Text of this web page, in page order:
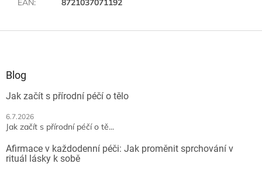
EAN: 8721037071192
Blog
Jak začít s přírodní péčí o tělo
6.7.2026
Jak začít s přírodní péčí o tě...
Afirmace v každodenní péči: Jak proměnit sprchování v
rituál lásky k sobě